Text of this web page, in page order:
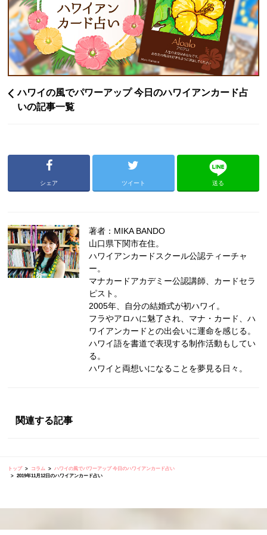
ハワイの風でパワーアップ 今日のハワイアンカード占
いの記事一覧
シェア ツイート 送る
著者：MIKA BANDO
山口県下関市在住。
ハワイアンカードスクール公認ティーチャ
ー。
マナカードアカデミー公認講師、カードセラ
ピスト。
2005年、自分の結婚式が初ハワイ。
フラやアロハに魅了され、マナ・カード、ハ
ワイアンカードとの出会いに運命を感じる。
ハワイ語を書道で表現する制作活動もしてい
る。
ハワイと両想いになることを夢見る日々。
関連する記事
トップ コラム
ハワイの風でパワーアップ 今日のハワイアンカード占い
2019年11月12日のハワイアンカード占い